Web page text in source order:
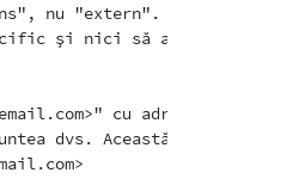
nu "extern". Nu
și nici să ascultați la
cu adresa dvs.
dvs. Această